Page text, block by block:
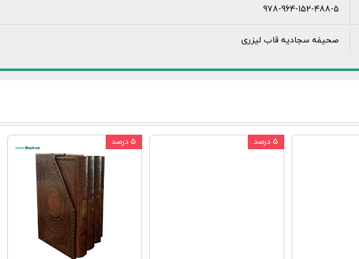
978-964-152-488-5
صحیفه سجادیه قاب لیزری
۵ درصد ۵ درصد